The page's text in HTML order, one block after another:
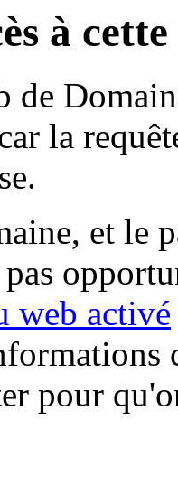
à
de
la
et le
web activé
pour